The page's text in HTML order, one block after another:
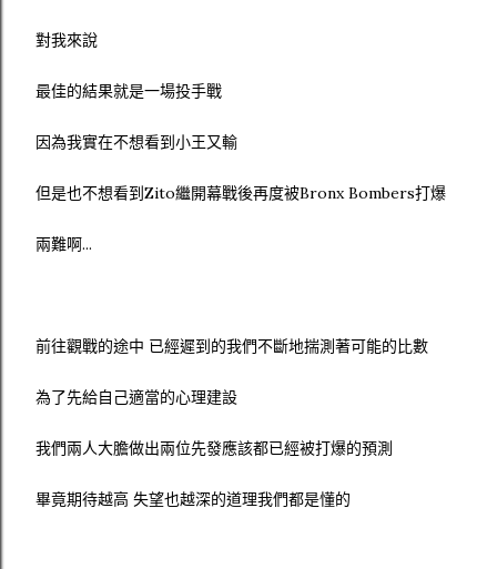
對我來說
最佳的結果就是一場投手戰
因為我實在不想看到小王又輸
但是也不想看到Zito繼開幕戰後再度被Bronx Bombers打爆
兩難啊...
前往觀戰的途中 已經遲到的我們不斷地揣測著可能的比數
為了先給自己適當的心理建設
我們兩人大膽做出兩位先發應該都已經被打爆的預測
畢竟期待越高 失望也越深的道理我們都是懂的